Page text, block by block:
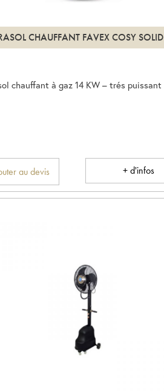
CHAUFFANT FAVEX COSY SOLID
chauffant à gaz 14 KW – trés puissant
au devis + d'infos